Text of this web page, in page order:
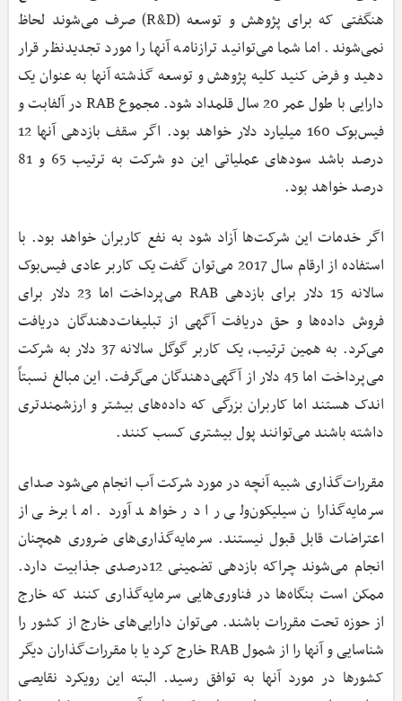
هنگفتی که برای پژوهش و توسعه (R&D) صرف می‌شوند لحاظ
نمی‌شوند. اما شما می‌توانید ترازنامه آنها را مورد تجدیدنظر قرار
دهید و فرض کنید کلیه پژوهش و توسعه گذشته آنها به عنوان یک
دارایی با طول عمر 20 سال قلمداد شود. مجموع RAB در آلفابت و
فیس‌بوک 160 میلیارد دلار خواهد بود. اگر سقف بازدهی آنها 12
درصد باشد سودهای عملیاتی این دو شرکت به ترتیب 65 و 81
درصد خواهد بود.
اگر خدمات این شرکت‌ها آزاد شود به نفع کاربران خواهد بود. با
استفاده از ارقام سال 2017 می‌توان گفت یک کاربر عادی فیس‌بوک
سالانه 15 دلار برای بازدهی RAB می‌پرداخت اما 23 دلار برای
فروش داده‌ها و حق دریافت آگهی از تبلیغات‌دهندگان دریافت
می‌کرد. به همین ترتیب، یک کاربر گوگل سالانه 37 دلار به شرکت
می‌پرداخت اما 45 دلار از آگهی‌دهندگان می‌گرفت. این مبالغ نسبتاً
اندک هستند اما کاربران بزرگی که داده‌های بیشتر و ارزشمندتری
داشته باشند می‌توانند پول بیشتری کسب کنند.
مقررات‌گذاری شبیه آنچه در مورد شرکت آب انجام می‌شود صدای
سرمایه‌گذاران سیلیکون‌ولی را در خواهد آورد. اما برخی از
اعتراضات قابل قبول نیستند. سرمایه‌گذاری‌های ضروری همچنان
انجام می‌شوند چراکه بازدهی تضمینی 12درصدی جذابیت دارد.
ممکن است بنگاه‌ها در فناوری‌هایی سرمایه‌گذاری کنند که خارج
از حوزه تحت مقررات باشند. می‌توان دارایی‌های خارج از کشور را
شناسایی و آنها را از شمول RAB خارج کرد یا با مقررات‌گذاران دیگر
کشورها در مورد آنها به توافق رسید. البته این رویکرد نقایصی